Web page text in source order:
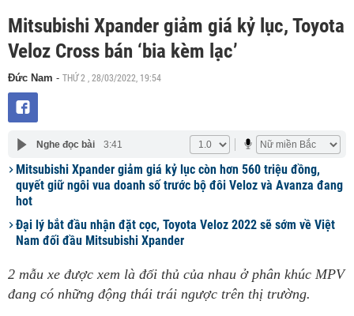
Mitsubishi Xpander giảm giá kỷ lục, Toyota
Veloz Cross bán ‘bia kèm lạc’
Đức Nam - THỨ 2 , 28/03/2022, 19:54
Nghe đọc bài 3:41
Mitsubishi Xpander giảm giá kỷ lục còn hơn 560 triệu đồng,
quyết giữ ngôi vua doanh số trước bộ đôi Veloz và Avanza đang
hot
Đại lý bắt đầu nhận đặt cọc, Toyota Veloz 2022 sẽ sớm về Việt
Nam đối đầu Mitsubishi Xpander
2 mẫu xe được xem là đối thủ của nhau ở phân khúc MPV
đang có những động thái trái ngược trên thị trường.